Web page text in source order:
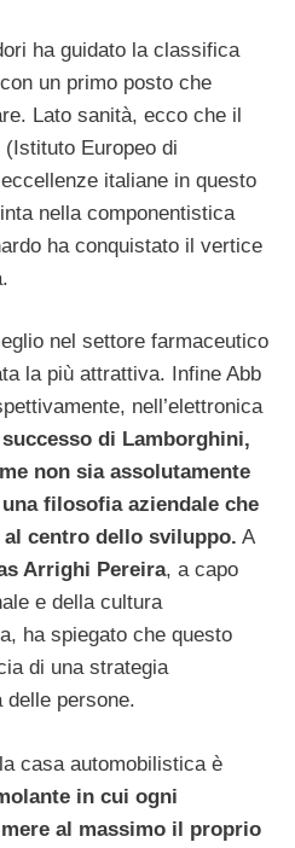
ha guidato la classifica
un primo posto che
Lato sanità, ecco che il
Europeo di
italiane in questo
nella componentistica
ha conquistato il vertice
nel settore farmaceutico
la più attrattiva. Infine Abb
nell’elettronica
di Lamborghini,
non sia assolutamente
filosofia aziendale che
centro dello sviluppo. A
Arrighi Pereira, a capo
e della cultura
ha spiegato che questo
di una strategia
persone.
casa automobilistica è
in cui ogni
al massimo il proprio